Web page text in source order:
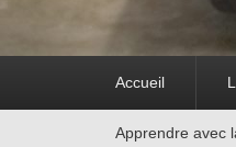
Accueil
Apprendre avec